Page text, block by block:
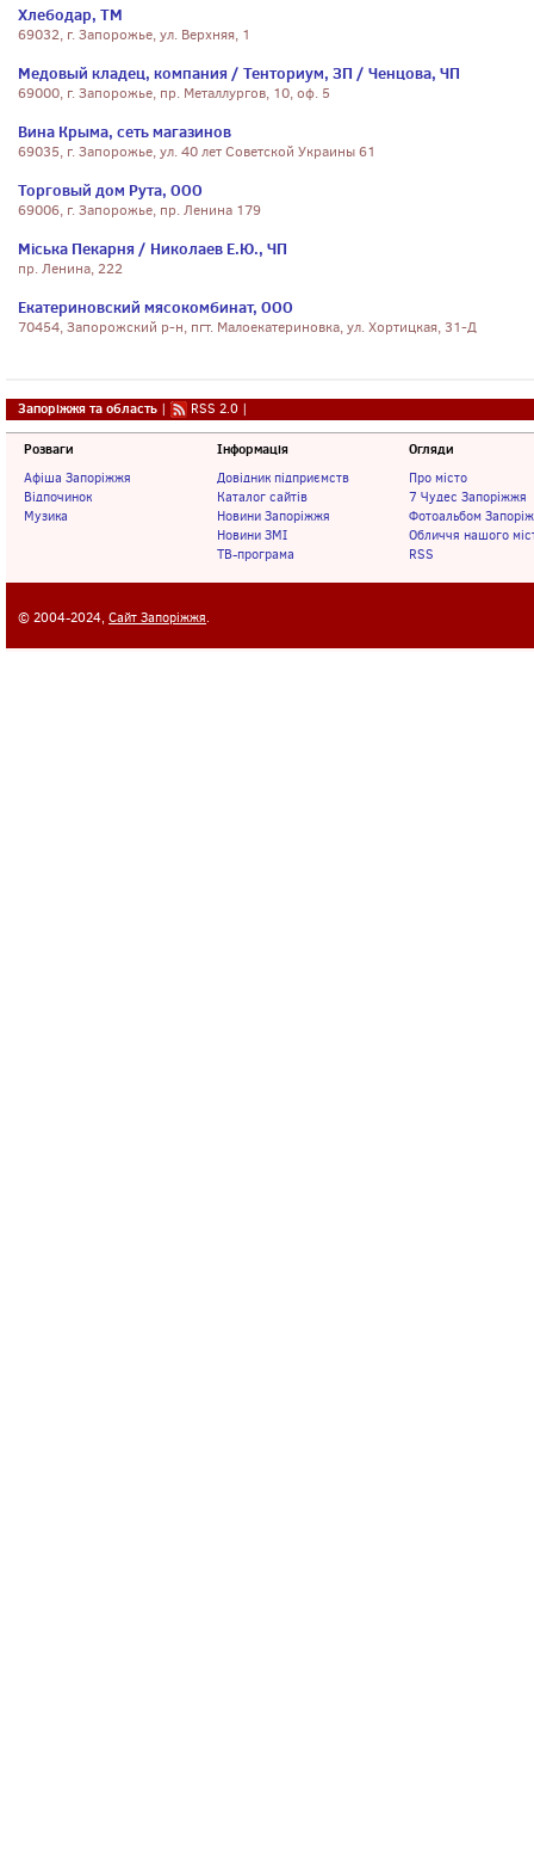
Хлебодар, ТМ
69032, г. Запорожье, ул. Верхняя, 1
Медовый кладец, компания / Тенториум, ЗП / Ченцова, ЧП
69000, г. Запорожье, пр. Металлургов, 10, оф. 5
Вина Крыма, сеть магазинов
69035, г. Запорожье, ул. 40 лет Советской Украины 61
Торговый дом Рута, ООО
69006, г. Запорожье, пр. Ленина 179
Міська Пекарня / Николаев Е.Ю., ЧП
пр. Ленина, 222
Екатериновский мясокомбинат, ООО
70454, Запорожский р-н, пгт. Малоекатериновка, ул. Хортицкая, 31-Д
Запоріжжя та область | RSS 2.0 |
Розваги
Афіша Запоріжжя
Відпочинок
Музика
Інформація
Довідник підприємств
Каталог сайтів
Новини Запоріжжя
Новини ЗМІ
ТВ-програма
Огляди
Про місто
7 Чудес Запоріжжя
Фотоальбом
Обличчя нашого
RSS
© 2004-2024, Сайт Запоріжжя.